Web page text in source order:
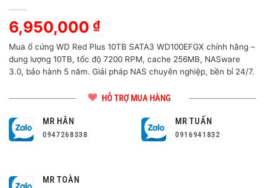
6,950,000 ₫
Mua ổ cứng WD Red Plus 10TB SATA3 WD100EFGX chính hãng –
dung lượng 10TB, tốc độ 7200 RPM, cache 256MB, NASware
3.0, bảo hành 5 năm. Giải pháp NAS chuyên nghiệp, bền bỉ 24/7.
HỖ TRỢ MUA HÀNG
MR HÂN
0947268338
MR TUẤN
0916941832
MR TOÀN